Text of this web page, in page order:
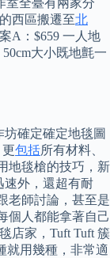
室全臺有兩家分
西區搬遷至北
A：$659 一人地
大小既地氈一
坊確定確定地毯圖
包括所有材料、
地毯槍的技巧，新
速外，還超有耐
老師討論，甚至是
個人都能拿著自己
店家，Tuft Tuft 簇
就用幾種，非常適